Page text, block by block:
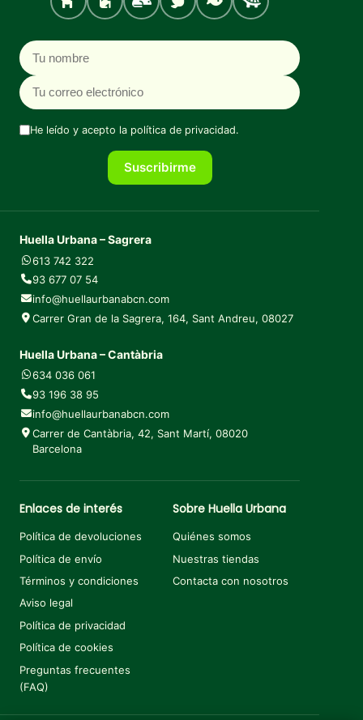
Perro Gato Roedores
Aves PecesTortugas
Nombre
Correo electrónico
He leído y acepto la política de privacidad.
Suscribirme
Huella Urbana – Sagrera
613 742 322
93 677 07 54
info@huellaurbanabcn.com
Carrer Gran de la Sagrera, 164, Sant Andreu, 08027
Huella Urbana – Cantàbria
634 036 061
93 196 38 95
info@huellaurbanabcn.com
Carrer de Cantàbria, 42, Sant Martí, 08020
Barcelona
Enlaces de interés
Política de devoluciones
Política de envío
Términos y condiciones
Aviso legal
Política de privacidad
Política de cookies
Preguntas frecuentes
(FAQ)
Sobre Huella Urbana
Quiénes somos
Nuestras tiendas
Contacta con nosotros